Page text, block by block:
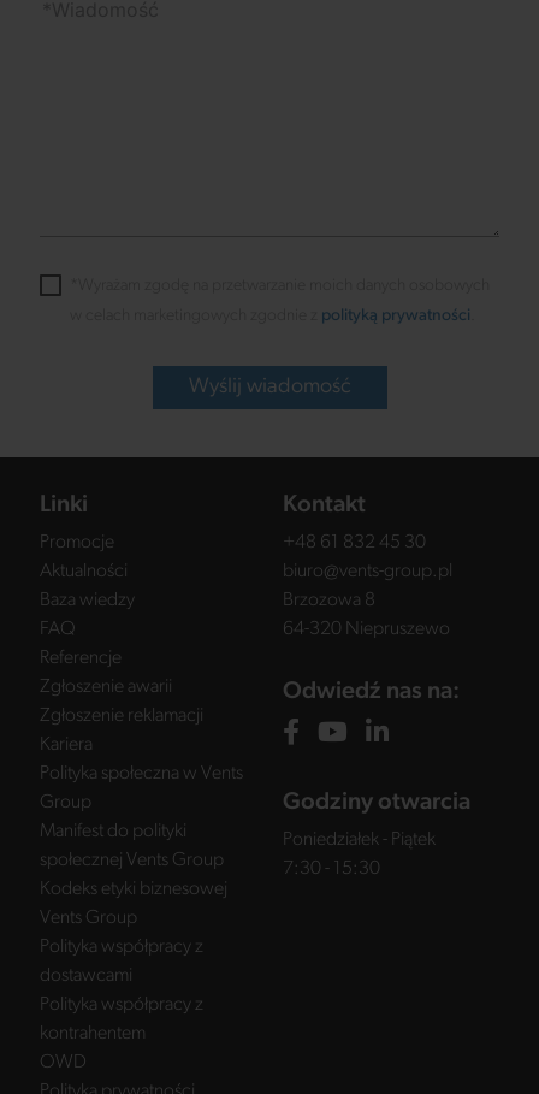
polityką prywatności
Wyślij wiadomość
Linki
Promocje
Aktualności
Baza wiedzy
FAQ
Referencje
Zgłoszenie awarii
Zgłoszenie reklamacji
Kariera
Polityka społeczna w Vents
Group
Manifest do polityki
społecznej Vents Group
Kodeks etyki biznesowej
Vents Group
Polityka współpracy z
dostawcami
Polityka współpracy z
kontrahentem
OWD
Kontakt
+48 61 832 45 30
biuro@vents-group.pl
Brzozowa 8
64-320 Niepruszewo
Odwiedź nas na:
Godziny otwarcia
Poniedziałek - Piątek
7:30 - 15:30